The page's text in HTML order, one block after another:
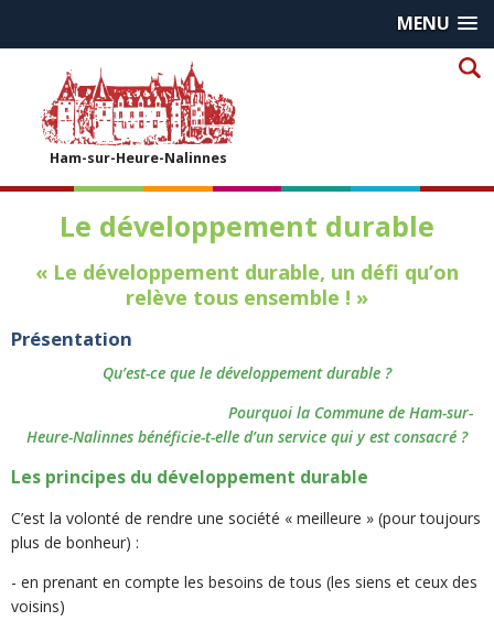
MENU
Ham-sur-Heure-Nalinnes
Le développement durable
« Le développement durable, un défi qu’on
relève tous ensemble ! »
Présentation
Qu’est-ce que le développement durable ?
Pourquoi la Commune de Ham-sur-
Heure-Nalinnes bénéficie-t-elle d’un service qui y est consacré ?
Les principes du développement durable
C’est la volonté de rendre une société « meilleure » (pour toujours
plus de bonheur) :
- en prenant en compte les besoins de tous (les siens et ceux des
voisins)